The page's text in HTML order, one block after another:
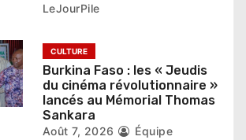
LeJourPile
CULTURE
Burkina Faso : les « Jeudis
du cinéma révolutionnaire »
lancés au Mémorial Thomas
Sankara
Août 7, 2026
Équipe